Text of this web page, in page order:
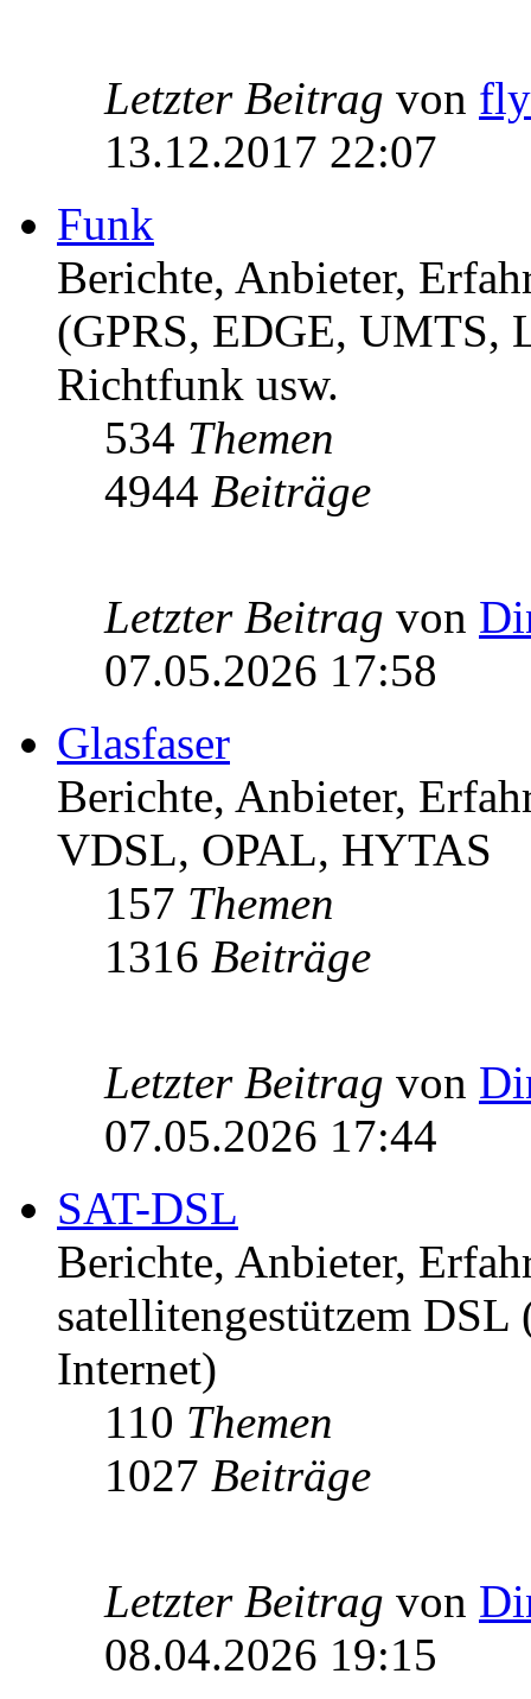
Letzter Beitrag von
13.12.2017 22:07
Funk
Berichte, Anbieter,
(GPRS, EDGE,
Richtfunk usw.
534 Themen
4944 Beiträge
Letzter Beitrag von
07.05.2026 17:58
Glasfaser
Berichte, Anbieter,
VDSL, OPAL, HYTAS
157 Themen
1316 Beiträge
Letzter Beitrag von
07.05.2026 17:44
SAT-DSL
Berichte, Anbieter,
satellitengestützem
Internet)
110 Themen
1027 Beiträge
Letzter Beitrag von
08.04.2026 19:15